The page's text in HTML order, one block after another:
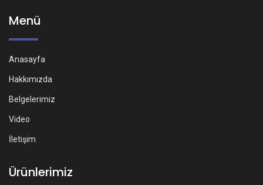
Menü
Anasayfa
Hakkımızda
Belgelerimiz
Video
İletişim
Ürünlerimiz